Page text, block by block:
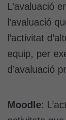
L’avaluació
l’avaluació
l’activitat
equip, per
d’avaluació
Moodle: